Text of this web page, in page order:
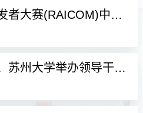
学校在睿抗机器人开发者大赛(RAICOM)中获国家级一等奖4项
学校在浙江工业大学、苏州大学举办领导干部素质能力提升研修班